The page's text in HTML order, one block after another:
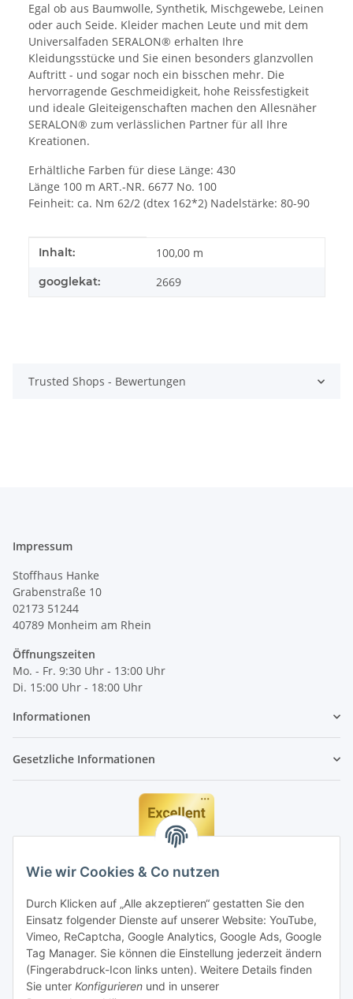
Wie wir Cookies & Co nutzen
Durch Klicken auf „Alle akzeptieren“ gestatten Sie den
Einsatz folgender Dienste auf unserer Website: YouTube,
Vimeo, ReCaptcha, Google Analytics, Google Ads, Google
Tag Manager. Sie können die Einstellung jederzeit ändern
(Fingerabdruck-Icon links unten). Weitere Details finden
Sie unter Konfigurieren und in unserer
Egal ob aus Baumwolle, Synthetik, Mischgewebe, Leinen
oder auch Seide. Kleider machen Leute und mit dem
Universalfaden SERALON® erhalten Ihre
Kleidungsstücke und Sie einen besonders glanzvollen
Auftritt - und sogar noch ein bisschen mehr. Die
hervorragende Geschmeidigkeit, hohe Reissfestigkeit
und ideale Gleiteigenschaften machen den Allesnäher
SERALON® zum verlässlichen Partner für all Ihre
Kreationen.
Erhältliche Farben für diese Länge: 430
Länge 100 m ART.-NR. 6677 No. 100
Feinheit: ca. Nm 62/2 (dtex 162*2) Nadelstärke: 80-90
Produkteigenschaft
Wert
Inhalt: 100,00 m
googlekat: 2669
Trusted Shops - Bewertungen
Impressum
Stoffhaus Hanke
Grabenstraße 10
02173 51244
40789 Monheim am Rhein
Öffnungszeiten
Mo. - Fr. 9:30 Uhr - 13:00 Uhr
Di. 15:00 Uhr - 18:00 Uhr
Informationen
Gesetzliche Informationen